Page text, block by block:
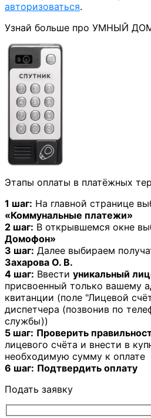
авторизоваться.
Узнай больше про УМНЫЙ
Этапы оплаты в платёжных
1 шаг: На главной странице
«Коммунальные платежи»
2 шаг: В открывшемся окне
Домофон»
3 шаг: Далее выбираем
Захарова О. В.
4 шаг: Ввести уникальный
присвоенный только вашему
квитанции (поле "Лицевой
диспетчера (позвонив по
службы))
5 шаг: Проверить
лицевого счёта и внести в
необходимую сумму к оплате
6 шаг: Подтвердить оплату
Подать заявку